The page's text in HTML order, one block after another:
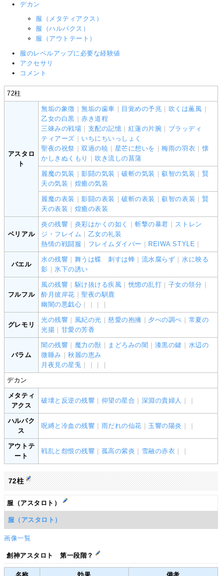
デカン
服（メタティアクス）
服（ハルパクス）
服（アウトテート）
服のレベルアップに必要な経験値
アクセサリ
コメント
72柱
アスタロ
ト
無垢の象徴 ｜無垢の歯車 目覚めの予兆 吹くは薫風
乙女の白黒 ｜赤き道程
三竦みの戦場
支配の記憶 紅蓮の片腕
ブラッディ
ティアーズ
いちにちいっしょく
聖夜の祝祭
｜双過の暁 星芒に想いを ｜梅雨の羽衣 ｜懐
かしきぬくもり
吹き流しの菖蒲
麗魔の気装 ｜影闘の気装 ｜破斬の気装 ｜叡智の気装
賢
天の気装
煌癒の気装
麗魔の表装 ｜影闘の表装 ｜破斬の表装 ｜叡智の表装
賢
天の表装
煌癒の表装
ベリアル
炎の残響 炎彩はかくの如く ｜斬撃の暴君
ストレン
ジ・フレイム
乙女の礼装
熱情の戦闘服
フレイムダイバー REIWA STYLE
バエル
水の残響 舞うは蝶 刺すは蜂 流水腐らず
水に映る
影
｜氷下の誘い
フルフル
風の残響 ｜駆け抜ける疾風 ｜恍惚の乱打 子女の領分
酔月彼岸花 ｜聖夜の馴鹿
幽闇の悪戯心
グレモリ
光の残響 風紀の光 ｜慈愛の抱擁 夕べの調べ
常夏の
光揚
甘愛の芳香
バラム
闇の残響 魔力の獣 まどろみの闇 漆黒の鍵
水辺の
微睡み ｜秋麗の恵み
月夜見の星兎
デカン
メタティ
アクス
破壊と反逆の残響 仰望の星合 深淵の貴婦人
ハルパク
ス
呪縛と冷血の残響 雨だれの仙花 玉響の陽炎
アウトテ
ート
戦乱と怨恨の残響 孤高の紫炎 雪融の赤衣
72柱
服（アスタロト）
服（アスタロト）
画像一覧
創神アスタロト 第一段階？